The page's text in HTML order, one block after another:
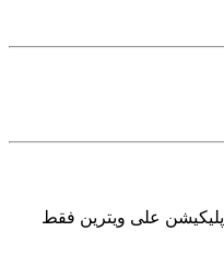
علی ویترین فقط